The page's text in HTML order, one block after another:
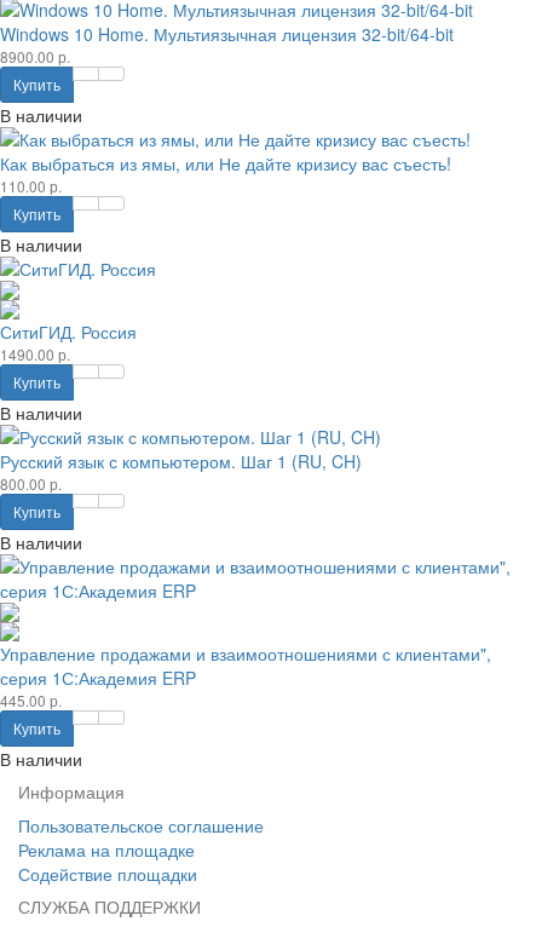
Windows 10 Home. Мультиязычная лицензия 32-bit/64-bit
8900.00 р.
Купить
В наличии
Как выбраться из ямы, или Не дайте кризису вас съесть!
110.00 р.
Купить
В наличии
СитиГИД. Россия
1490.00 р.
Купить
В наличии
Русский язык с компьютером. Шаг 1 (RU, CH)
800.00 р.
Купить
В наличии
Управление продажами и взаимоотношениями с клиентами",
серия 1С:Академия ERP
445.00 р.
Купить
В наличии
Информация
Пользовательское соглашение
Реклама на площадке
Содействие площадки
СЛУЖБА ПОДДЕРЖКИ